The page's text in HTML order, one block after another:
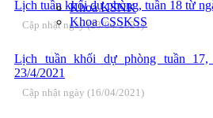
Khoa KSNK
Khoa CSSKSS
Lịch tuần khối dự phòng, tuần 18 từ
Cập nhật ngày (23/04/2021)
Lịch tuần khối dự phòng tuần 17,
23/4/2021
Cập nhật ngày (16/04/2021)